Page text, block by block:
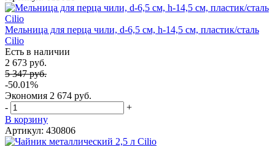
Мельница для перца чили, d-6,5 см, h-14,5 см, пластик/сталь
Cilio
Есть в наличии
2 673 руб.
5 347 руб.
-50.01%
Экономия 2 674 руб.
-
+
В корзину
Артикул: 430806